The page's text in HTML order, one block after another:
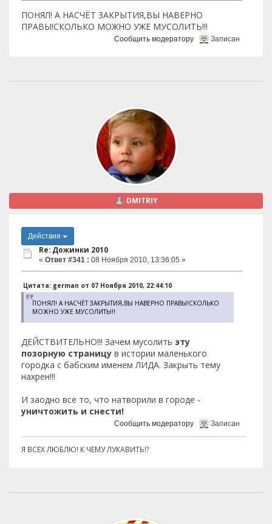
ПОНЯЛ! А НАСЧЁТ ЗАКРЫТИЯ,ВЫ НАВЕРНО
ПРАВЫ!СКОЛЬКО МОЖНО УЖЕ МУСОЛИТЬ!!!
Сообщить модератору Записан
DMITRIY
Действия
Re: Дожинки 2010
« Ответ #341 : 08 Ноября 2010, 13:36:05 »
Цитата: german от 07 Ноября 2010, 22:44:10
ПОНЯЛ! А НАСЧЁТ ЗАКРЫТИЯ,ВЫ НАВЕРНО ПРАВЫ!СКОЛЬКО
МОЖНО УЖЕ МУСОЛИТЬ!!!
ДЕЙСТВИТЕЛЬНО!!! Зачем мусолить эту
позорную страницу в истории маленького
городка с бабским именем ЛИДА. Закрыть тему
нахрен!!!
И заодно все то, что натворили в городе -
уничтожить и снести!
Сообщить модератору Записан
Я ВСЕХ ЛЮБЛЮ! К ЧЕМУ ЛУКАВИТЬ!?